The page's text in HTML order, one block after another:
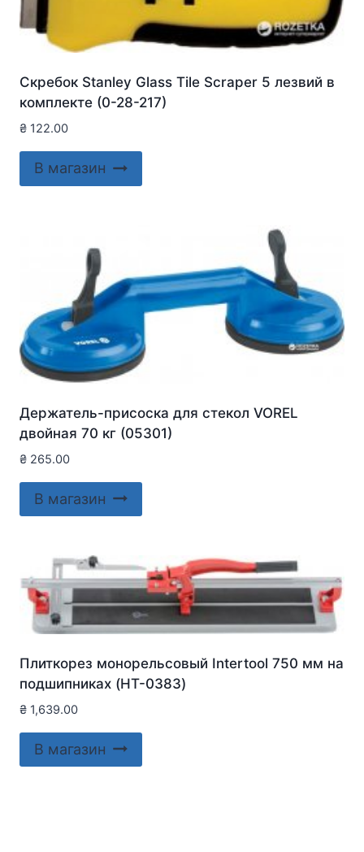
Скребок Stanley Glass Tile Scraper 5 лезвий в
комплекте (0-28-217)
₴ 122.00
В магазин
Держатель-присоска для стекол VOREL
двойная 70 кг (05301)
₴ 265.00
В магазин
Плиткорез монорельсовый Intertool 750 мм на
подшипниках (HT-0383)
₴ 1,639.00
В магазин